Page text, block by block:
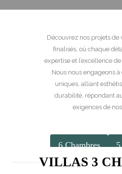
Découvrez nos projets de
finalisés, où chaque
expertise et l’excellence
Nous nous engageons
uniques, alliant
durabilité, répondant
exigences de
6 Chambres 5
4 Chambres 3
VILLAS 3